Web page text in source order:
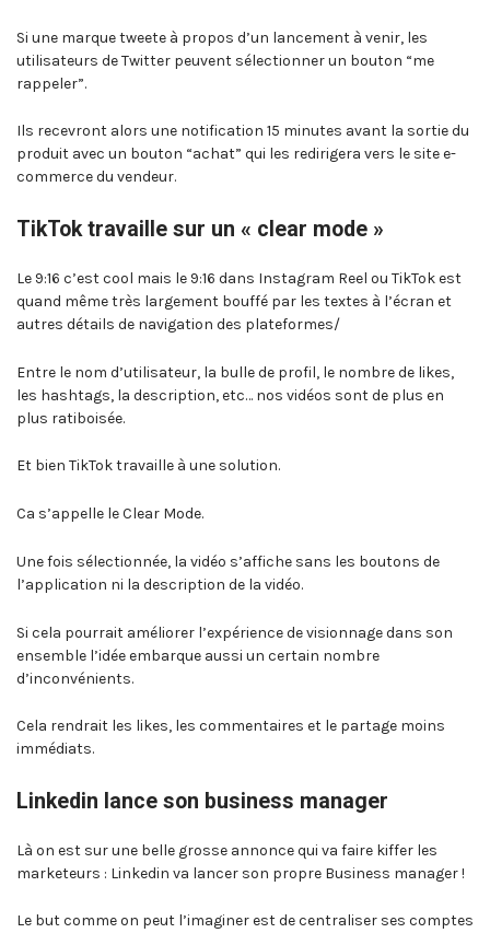
Si une marque tweete à propos d’un lancement à venir, les
utilisateurs de Twitter peuvent sélectionner un bouton “me
rappeler”.
Ils recevront alors une notification 15 minutes avant la sortie du
produit avec un bouton “achat” qui les redirigera vers le site e-
commerce du vendeur.
TikTok travaille sur un « clear mode »
Le 9:16 c’est cool mais le 9:16 dans Instagram Reel ou TikTok est
quand même très largement bouffé par les textes à l’écran et
autres détails de navigation des plateformes/
Entre le nom d’utilisateur, la bulle de profil, le nombre de likes,
les hashtags, la description, etc… nos vidéos sont de plus en
plus ratiboisée.
Et bien TikTok travaille à une solution.
Ca s’appelle le Clear Mode.
Une fois sélectionnée, la vidéo s’affiche sans les boutons de
l’application ni la description de la vidéo.
Si cela pourrait améliorer l’expérience de visionnage dans son
ensemble l’idée embarque aussi un certain nombre
d’inconvénients.
Cela rendrait les likes, les commentaires et le partage moins
immédiats.
Linkedin lance son business manager
Là on est sur une belle grosse annonce qui va faire kiffer les
marketeurs : Linkedin va lancer son propre Business manager !
Le but comme on peut l’imaginer est de centraliser ses comptes